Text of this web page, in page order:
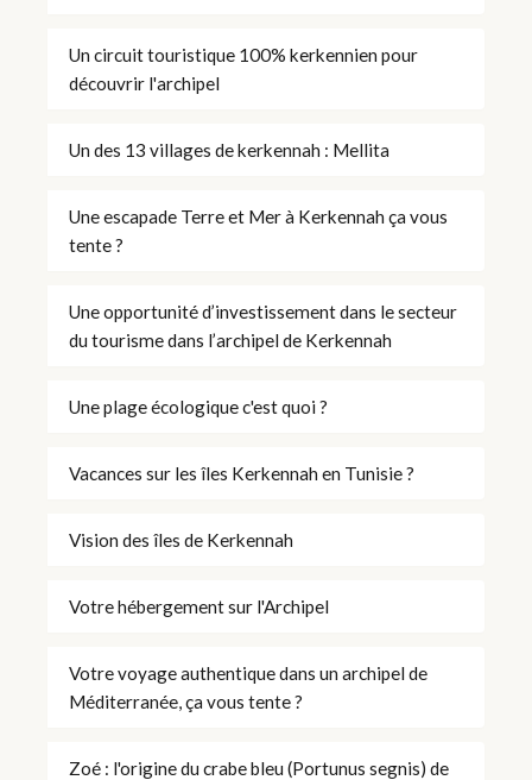
Un circuit touristique 100% kerkennien pour
découvrir l'archipel
Un des 13 villages de kerkennah : Mellita
Une escapade Terre et Mer à Kerkennah ça vous
tente ?
Une opportunité d’investissement dans le secteur
du tourisme dans l’archipel de Kerkennah
Une plage écologique c'est quoi ?
Vacances sur les îles Kerkennah en Tunisie ?
Vision des îles de Kerkennah
Votre hébergement sur l'Archipel
Votre voyage authentique dans un archipel de
Méditerranée, ça vous tente ?
Zoé : l'origine du crabe bleu (Portunus segnis) de